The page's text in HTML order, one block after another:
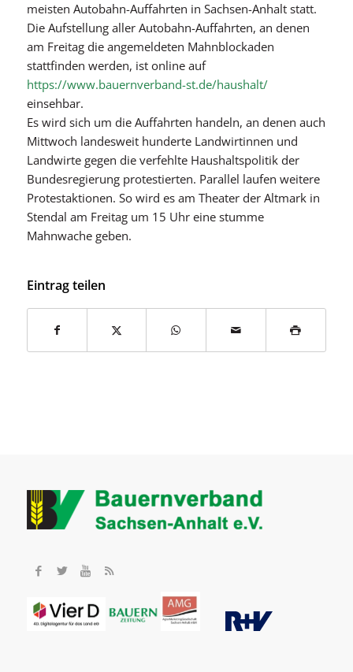
meisten Autobahn-Auffahrten in Sachsen-Anhalt statt.
Die Aufstellung aller Autobahn-Auffahrten, an denen
am Freitag die angemeldeten Mahnblockaden
stattfinden werden, ist online auf
https://www.bauernverband-st.de/haushalt/
einsehbar.
Es wird sich um die Auffahrten handeln, an denen auch
Mittwoch landesweit hunderte Landwirtinnen und
Landwirte gegen die verfehlte Haushaltspolitik der
Bundesregierung protestierten. Parallel laufen weitere
Protestaktionen. So wird es am Theater der Altmark in
Stendal am Freitag um 15 Uhr eine stumme
Mahnwache geben.
Eintrag teilen